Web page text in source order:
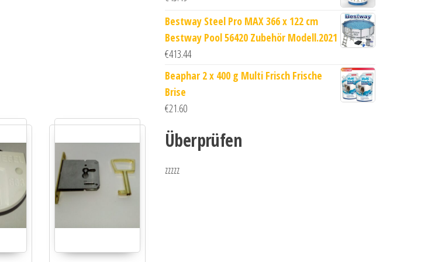
Bestway Steel Pro MAX 366 x 122 cm
Bestway Pool 56420 Zubehör Modell.2021
€413.44
Beaphar 2 x 400 g Multi Frisch Frische
Brise
€21.60
Überprüfen
zzzzz